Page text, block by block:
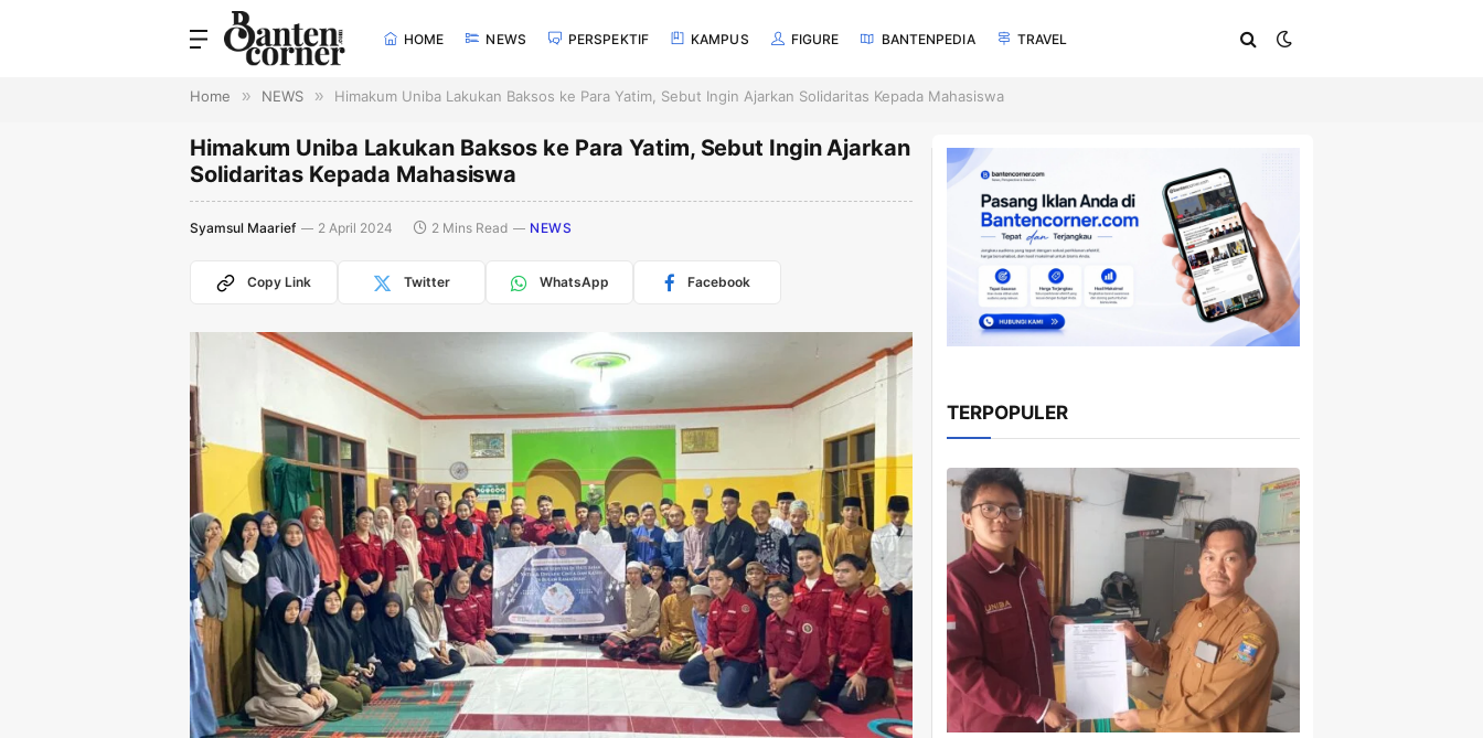
HOME NEWS PERSPEKTIF KAMPUS FIGURE BANTENPEDIA TRAVEL
Home » NEWS » Himakum Uniba Lakukan Baksos ke Para Yatim, Sebut Ingin Ajarkan Solidaritas Kepada Mahasiswa
Himakum Uniba Lakukan Baksos ke Para Yatim, Sebut Ingin Ajarkan
Solidaritas Kepada Mahasiswa
Syamsul Maarief 2 April 2024 2 Mins Read NEWS
Copy Link Twitter WhatsApp Facebook
TERPOPULER